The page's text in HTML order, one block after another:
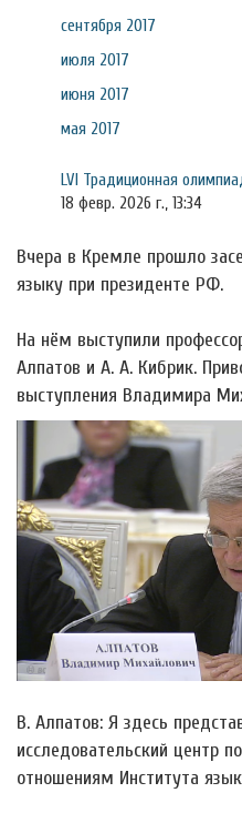
сентября 2017
июля 2017
июня 2017
мая 2017
LVI Традиционная
18 февр. 2026 г., 13:34
Вчера в Кремле прошло
языку при президенте РФ.
На нём выступили
Алпатов и А. А. Кибрик.
выступления Владимира
В. Алпатов: Я здесь
исследовательский центр
отношениям Института